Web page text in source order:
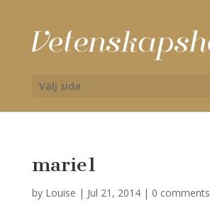
Välj sida
marie1
by Louise | Jul 21, 2014| 0 comments